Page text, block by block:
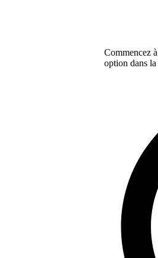
Commencez
option dans la